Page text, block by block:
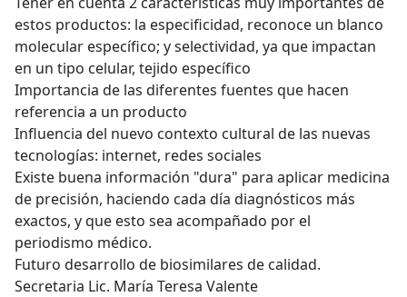
estos productos: la especificidad, reconoce un blanco
molecular específico; y selectividad, ya que impactan
en un tipo celular, tejido específico
Importancia de las diferentes fuentes que hacen
referencia a un producto
Influencia del nuevo contexto cultural de las nuevas
tecnologías: internet, redes sociales
Existe buena información "dura" para aplicar medicina
de precisión, haciendo cada día diagnósticos más
exactos, y que esto sea acompañado por el
periodismo médico.
Futuro desarrollo de biosimilares de calidad.
Secretaria Lic. María Teresa Valente